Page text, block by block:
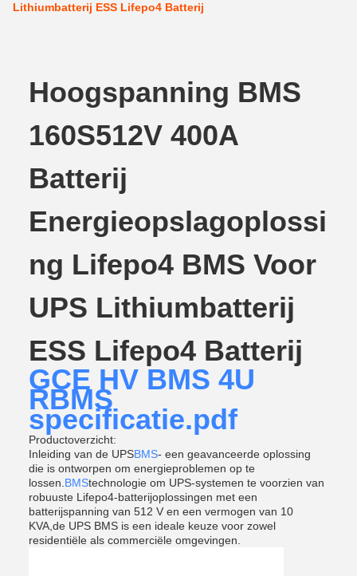
Lithiumbatterij ESS Lifepo4 Batterij
Hoogspanning BMS
160S512V 400A
Batterij
Energieopslagoplossi
ng Lifepo4 BMS Voor
UPS Lithiumbatterij
ESS Lifepo4 Batterij
GCE HV BMS 4U
RBMS
specificatie.pdf
Productoverzicht:
Inleiding van de UPSBMS- een geavanceerde oplossing
die is ontworpen om energieproblemen op te
lossen. BMStechnologie om UPS-systemen te voorzien van
robuuste Lifepo4-batterijoplossingen met een
batterijspanning van 512 V en een vermogen van 10
KVA,de UPS BMS is een ideale keuze voor zowel
residentiële als commerciële omgevingen.